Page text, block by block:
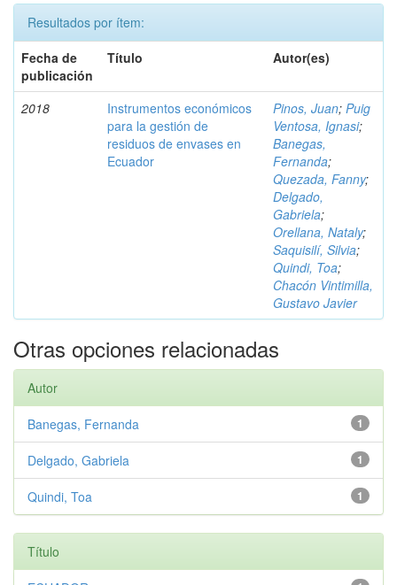
Resultados por ítem:
Fecha de
publicación
Título Autor(es)
2018
Instrumentos económicos
para la gestión de
residuos de envases en
Ecuador
Pinos, Juan; Puig
Ventosa, Ignasi;
Banegas,
Fernanda;
Quezada, Fanny;
Delgado,
Gabriela;
Orellana, Nataly;
Saquisilí, Silvia;
Quindi, Toa;
Chacón Vintimilla,
Gustavo Javier
Otras opciones relacionadas
Autor
1
Banegas, Fernanda
1
Delgado, Gabriela
1
Quindi, Toa
Título